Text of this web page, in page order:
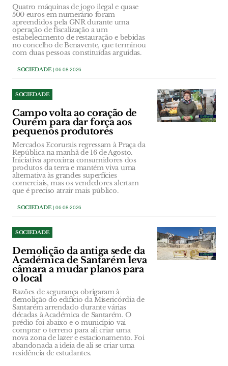
Quatro máquinas de jogo ilegal e quase
500 euros em numerário foram
apreendidos pela GNR durante uma
operação de fiscalização a um
estabelecimento de restauração e bebidas
no concelho de Benavente, que terminou
com duas pessoas constituídas arguidas.
SOCIEDADE| 06-08-2026
SOCIEDADE
Campo volta ao coração de
Ourém para dar força aos
pequenos produtores
Mercados Ecorurais regressam à Praça da
República na manhã de 16 de Agosto.
Iniciativa aproxima consumidores dos
produtos da terra e mantém viva uma
alternativa às grandes superfícies
comerciais, mas os vendedores alertam
que é preciso atrair mais público.
SOCIEDADE| 06-08-2026
SOCIEDADE
Demolição da antiga sede da
Académica de Santarém leva
câmara a mudar planos para
o local
Razões de segurança obrigaram à
demolição do edifício da Misericórdia de
Santarém arrendado durante várias
décadas à Académica de Santarém. O
prédio foi abaixo e o município vai
comprar o terreno para ali criar uma
nova zona de lazer e estacionamento. Foi
abandonada a ideia de ali se criar uma
residência de estudantes.